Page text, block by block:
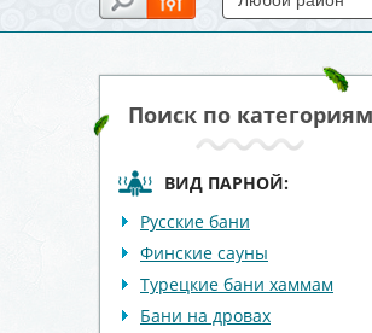
Поиск по категориям
ВИД ПАРНОЙ:
Русские бани
Финские сауны
Турецкие бани хаммам
Бани на дровах